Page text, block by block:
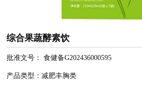
综合果蔬酵素饮
批准文号： 食健备G202436000595
产品类型：减肥丰胸类